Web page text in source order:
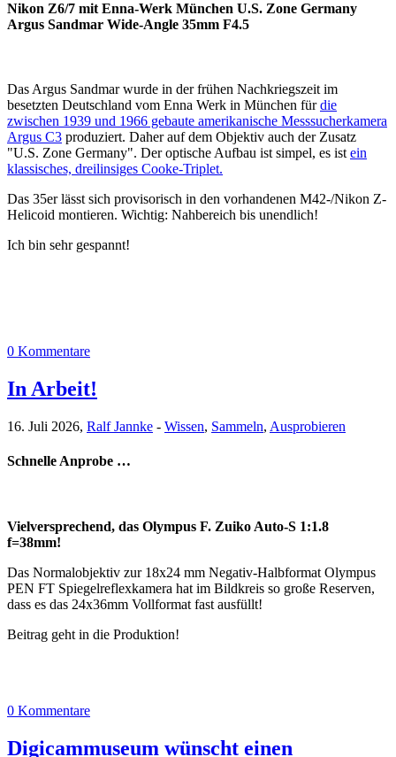
Nikon Z6/7 mit Enna-Werk München U.S. Zone Germany
Argus Sandmar Wide-Angle 35mm F4.5
Das Argus Sandmar wurde in der frühen Nachkriegszeit im
besetzten Deutschland vom Enna Werk in München fürdie
zwischen 1939 und 1966 gebaute amerikanische Messsucherkamera
Argus C3 produziert. Daher auf dem Objektiv auch der Zusatz
"U.S. Zone Germany". Der optische Aufbau ist simpel, es ist ein
klassisches, dreilinsiges Cooke-Triplet.
Das 35er lässt sich provisorisch in den vorhandenen M42-/Nikon Z-
Helicoid montieren. Wichtig: Nahbereich bis unendlich!
Ich bin sehr gespannt!
0 Kommentare
In Arbeit!
16. Juli 2026, Ralf Jannke - Wissen, Sammeln, Ausprobieren
Schnelle Anprobe …
Vielversprechend, das Olympus F. Zuiko Auto-S 1:1.8
f=38mm!
Das Normalobjektiv zur 18x24 mm Negativ-Halbformat Olympus
PEN FT Spiegelreflexkamera hat im Bildkreis so große Reserven,
dass es das 24x36mm Vollformat fast ausfüllt!
Beitrag geht in die Produktion!
0 Kommentare
Digicammuseum wünscht einen